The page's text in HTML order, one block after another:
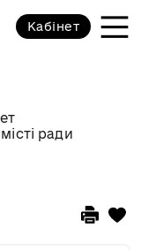
ради
Кабінет
постійних